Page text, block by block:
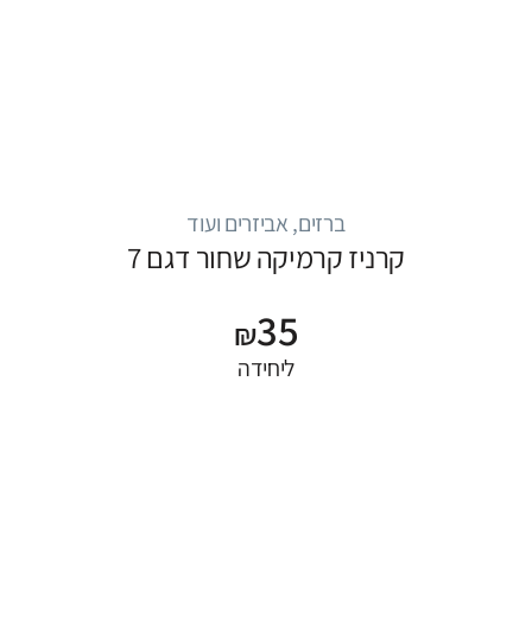
ברזים, אביזרים ועוד
קרניז קרמיקה שחור דגם 7
₪35
ליחידה